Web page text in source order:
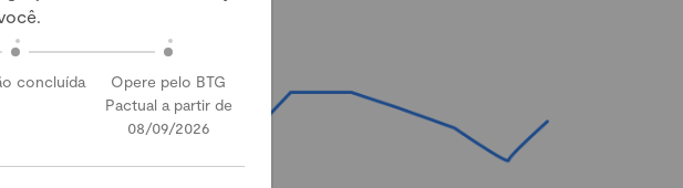
concluída
Opere pelo BTG
Pactual a partir de
08/09/2026